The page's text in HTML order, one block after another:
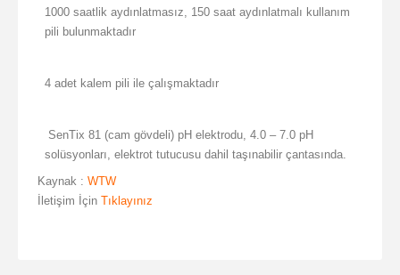
1000 saatlik aydınlatmasız, 150 saat aydınlatmalı kullanım
pili bulunmaktadır
4 adet kalem pili ile çalışmaktadır
SenTix 81 (cam gövdeli) pH elektrodu, 4.0 – 7.0 pH
solüsyonları, elektrot tutucusu dahil taşınabilir çantasında.
Kaynak : WTW
İletişim İçin Tıklayınız